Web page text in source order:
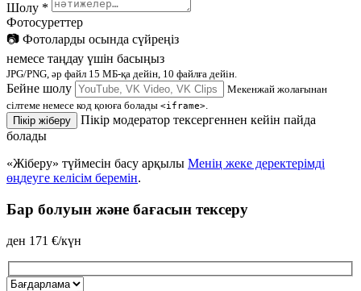
Шолу *
Фотосуреттер
📷 Фотоларды осында сүйреңіз
немесе таңдау үшін басыңыз
JPG/PNG, әр файл 15 МБ-қа дейін, 10 файлға дейін.
Бейне шолу
Мекенжай жолағынан
сілтеме немесе код қоюға болады <iframe>.
Пікір жіберу
Пікір модератор тексергеннен кейін пайда
болады
«Жіберу» түймесін басу арқылы Менің жеке деректерімді
өңдеуге келісім беремін.
Бар болуын және бағасын тексеру
ден 171 €/күн